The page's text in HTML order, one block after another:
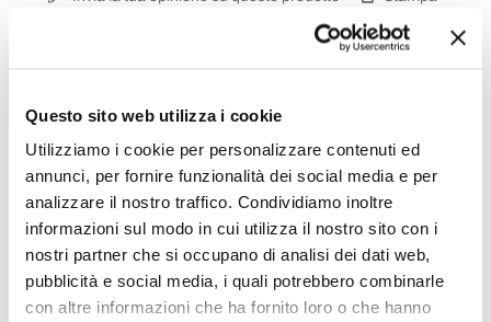
Questo sito web utilizza i cookie
Utilizziamo i cookie per personalizzare contenuti ed
annunci, per fornire funzionalità dei social media e per
analizzare il nostro traffico. Condividiamo inoltre
informazioni sul modo in cui utilizza il nostro sito con i
nostri partner che si occupano di analisi dei dati web,
pubblicità e social media, i quali potrebbero combinarle
con altre informazioni che ha fornito loro o che hanno
Rubinetteria Vasca